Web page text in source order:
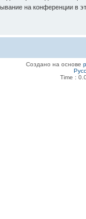
на конференции в
Создано на основе
Time :